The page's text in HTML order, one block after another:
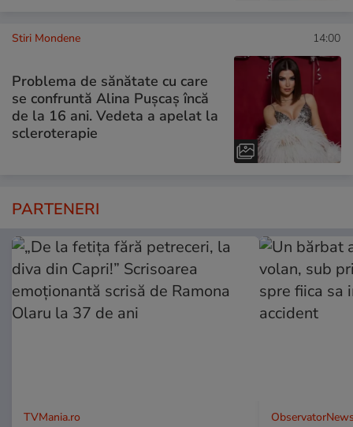
Stiri Mondene 14:00
Problema de sănătate cu care
se confruntă Alina Pușcaș încă
de la 16 ani. Vedeta a apelat la
scleroterapie
PARTENERI
TVMania.ro